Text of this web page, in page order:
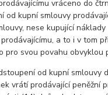
vráceno do
od kupní smlouvy
nese kupující náklady
a to i v tom
pro svou povahu obvyklou
od kupní smlouvy
vrátí prodávající peněžní